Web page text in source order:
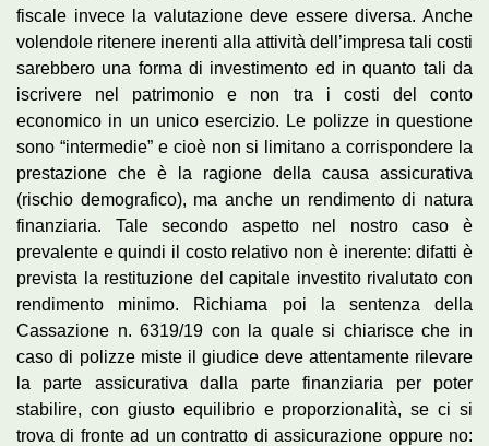
fiscale invece la valutazione deve essere diversa. Anche
volendole ritenere inerenti alla attività dell’impresa tali costi
sarebbero una forma di investimento ed in quanto tali da
iscrivere nel patrimonio e non tra i costi del conto
economico in un unico esercizio. Le polizze in questione
sono “intermedie” e cioè non si limitano a corrispondere la
prestazione che è la ragione della causa assicurativa
(rischio demografico), ma anche un rendimento di natura
finanziaria. Tale secondo aspetto nel nostro caso è
prevalente e quindi il costo relativo non è inerente: difatti è
prevista la restituzione del capitale investito rivalutato con
rendimento minimo. Richiama poi la sentenza della
Cassazione n. 6319/19 con la quale si chiarisce che in
caso di polizze miste il giudice deve attentamente rilevare
la parte assicurativa dalla parte finanziaria per poter
stabilire, con giusto equilibrio e proporzionalità, se ci si
trova di fronte ad un contratto di assicurazione oppure no: